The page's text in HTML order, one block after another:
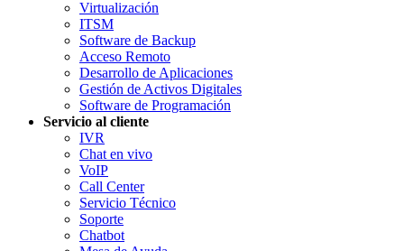
Virtualización
ITSM
Software de Backup
Acceso Remoto
Desarrollo de Aplicaciones
Gestión de Activos Digitales
Software de Programación
Servicio al cliente
IVR
Chat en vivo
VoIP
Call Center
Servicio Técnico
Soporte
Chatbot